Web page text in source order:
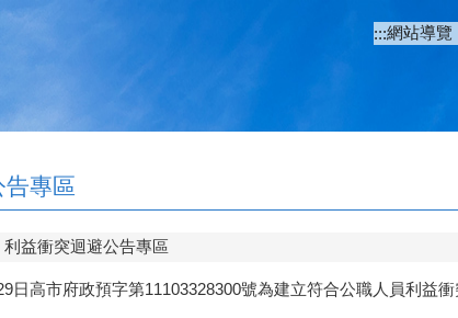
:::網站導覽
專區
利益衝突迴避公告專區
日高市府政預字第11103328300號為建立符合公職人員利益